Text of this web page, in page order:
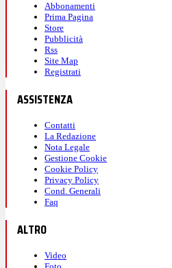
Abbonamenti
Prima Pagina
Store
Pubblicità
Rss
Site Map
Registrati
ASSISTENZA
Contatti
La Redazione
Nota Legale
Gestione Cookie
Cookie Policy
Privacy Policy
Cond. Generali
Faq
ALTRO
Video